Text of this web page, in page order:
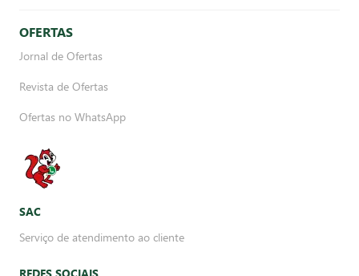
OFERTAS
Jornal de Ofertas
Revista de Ofertas
Ofertas no WhatsApp
SAC
Serviço de atendimento ao cliente